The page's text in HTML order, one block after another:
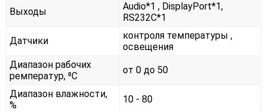
Выходы
Audio*1 , DisplayPort*1,
RS232С*1
Датчики
контроля температуры ,
освещения
Диапазон рабочих
ремператур, ⁰С
от 0 до 50
Диапазон влажности,
%
10 - 80